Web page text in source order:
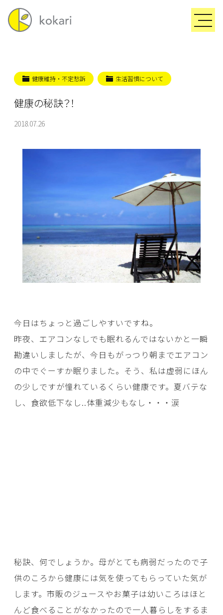
健康維持・不定愁訴 生活習慣について
健康の秘訣？！
2018.07.26
今日はちょっと過ごしやすいですね。
昨夜、エアコンなしでも眠れるんではないかと一瞬
勘違いしましたが、今日もがっつり朝までエアコン
の中でぐーすか眠りました。そう、私は虚弱にほん
の少しですが憧れているくらい健康です。夏バテな
し、食欲低下なし..体重減少もなし・・・涙
秘訣、何でしょうか。母がとても病弱だったので子
供のころから健康には気を使ってもらっていた気が
します。市販のジュースやお菓子は幼いころはほと
んど食べることがなかったので一人暮らしをするま